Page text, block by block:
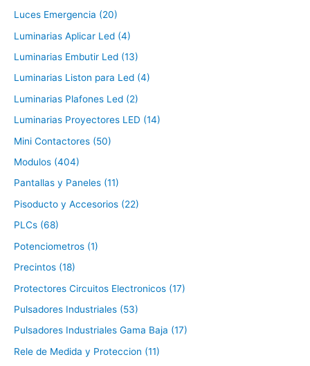
Luces Emergencia (20)
Luminarias Aplicar Led (4)
Luminarias Embutir Led (13)
Luminarias Liston para Led (4)
Luminarias Plafones Led (2)
Luminarias Proyectores LED (14)
Mini Contactores (50)
Modulos (404)
Pantallas y Paneles (11)
Pisoducto y Accesorios (22)
PLCs (68)
Potenciometros (1)
Precintos (18)
Protectores Circuitos Electronicos (17)
Pulsadores Industriales (53)
Pulsadores Industriales Gama Baja (17)
Rele de Medida y Proteccion (11)